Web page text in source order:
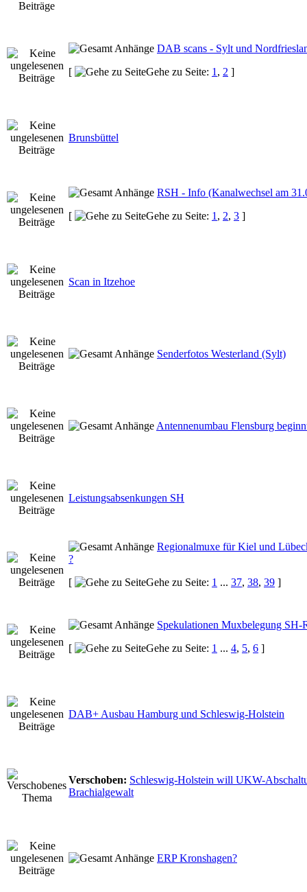
DAB scans - Sylt und
[
Gehe zu Seite: 1 , 2 ]
Brunsbüttel
RSH - Info (Kanalwechsel am
[
Gehe zu Seite: 1 , 2, 3 ]
Scan in Itzehoe
Senderfotos Westerland (Sylt)
Antennenumbau Flensburg
Leistungsabsenkungen SH
Regionalmuxe für Kiel und
?
[
Gehe zu Seite: 1 ... 37, 38, 39 ]
Spekulationen Muxbelegung SH-
[
Gehe zu Seite: 1 ... 4, 5, 6 ]
DAB+ Ausbau Hamburg und Schleswig-Holstein
Verschoben: Schleswig-Holstein will UKW-
Brachialgewalt
ERP Kronshagen?